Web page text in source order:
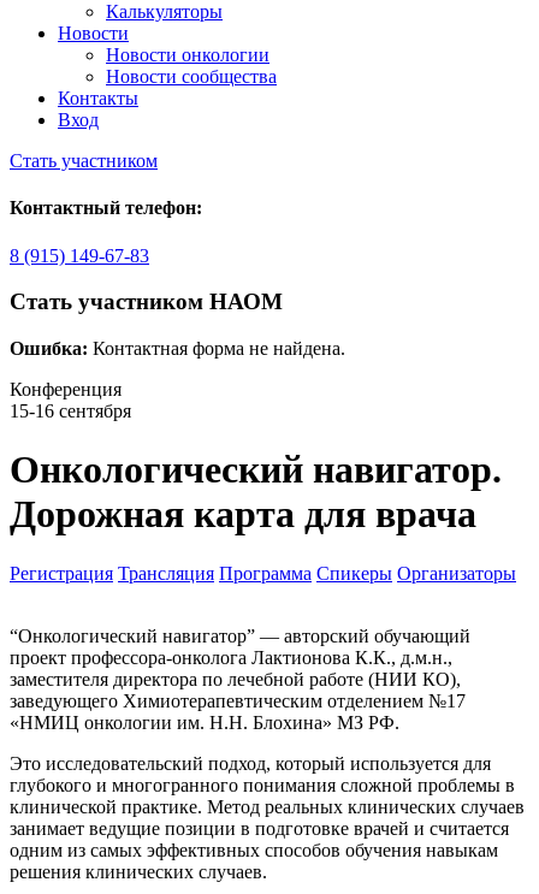
Калькуляторы
Новости
Новости онкологии
Новости сообщества
Контакты
Вход
Стать участником
Контактный телефон:
8 (915) 149-67-83
Стать участником НАОМ
Ошибка: Контактная форма не найдена.
Конференция
15-16 сентября
Онкологический навигатор.
Дорожная карта для врача
Регистрация Трансляция Программа Спикеры Организаторы
“Онкологический навигатор” — авторский обучающий
проект профессора-онколога Лактионова К.К., д.м.н.,
заместителя директора по лечебной работе (НИИ КО),
заведующего Химиотерапевтическим отделением №17
«НМИЦ онкологии им. Н.Н. Блохина» МЗ РФ.
Это исследовательский подход, который используется для
глубокого и многогранного понимания сложной проблемы в
клинической практике. Метод реальных клинических случаев
занимает ведущие позиции в подготовке врачей и считается
одним из самых эффективных способов обучения навыкам
решения клинических случаев.